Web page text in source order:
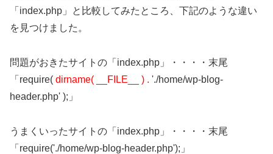
「index.php」と比較してみたところ、下記のような違い
を見つけました。
問題がおきたサイトの「index.php」・・・・末尾
「require( dirname( __FILE__ ) . './home/wp-blog-
header.php' );」
うまくいったサイトの「index.php」・・・・末尾
「require('./home/wp-blog-header.php');」